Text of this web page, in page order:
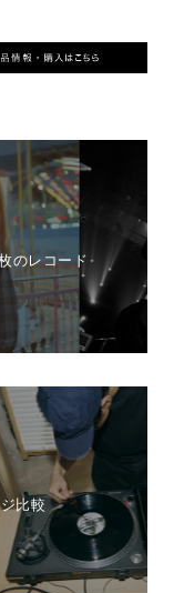
のレコード
比較